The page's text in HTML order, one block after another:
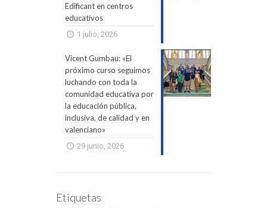
Edificant en centros
educativos
1 julio, 2026
Vicent Gumbau: «El
próximo curso seguimos
luchando con toda la
comunidad educativa por
la educación pública,
inclusiva, de calidad y en
valenciano»
29 junio, 2026
Etiquetas